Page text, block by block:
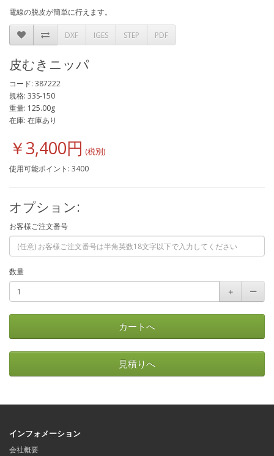
電線の脱皮が簡単に行えます。
DXF IGES STEP PDF
皮むきニッパ
コード: 387222
規格: 33S-150
重量: 125.00g
在庫: 在庫あり
￥3,400円
使用可能ポイント: 3400
オプション:
お客様ご注文番号
数量
＋
ー
カートへ
見積りへ
インフォメーション
会社概要